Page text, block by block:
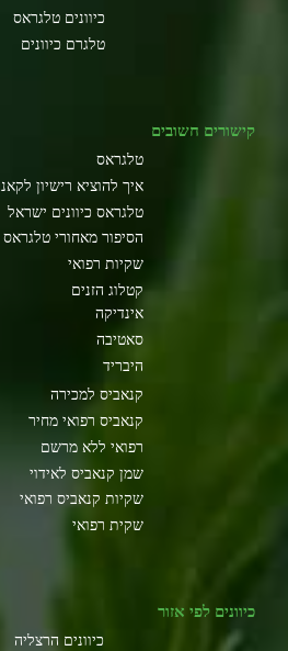
כיוונים טלגראס
טלגרם כיוונים
קישורים חשובים
טלגראס
איך להוציא רישיון
טלגראס כיוונים ישראל
הסיפור מאחורי טלגראס
שקיות רפואי
קטלוג הזנים
אינדיקה
סאטיבה
היבריד
קנאביס למכירה
קנאביס רפואי מחיר
רפואי ללא מרשם
שמן קנאביס לאידוי
שקיות קנאביס רפואי
שקית רפואי
כיוונים לפי אזור
כיוונים הרצליה